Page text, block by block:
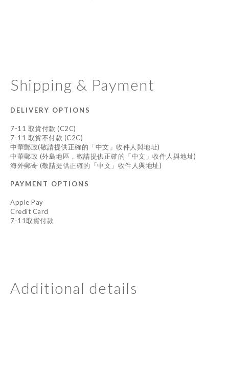
Shipping & Payment
DELIVERY OPTIONS
7-11 取貨付款 (C2C)
7-11 取貨不付款 (C2C)
中華郵政(敬請提供正確的「中文」收件人與地址)
中華郵政 (外島地區，敬請提供正確的「中文」收件人與地址)
海外郵寄 (敬請提供正確的「中文」收件人與地址)
PAYMENT OPTIONS
Apple Pay
Credit Card
7-11取貨付款
Additional details